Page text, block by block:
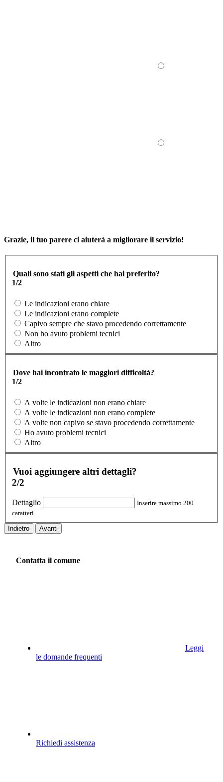
Grazie, il tuo parere ci aiuterà a migliorare il servizio!
Quali sono stati gli aspetti che hai preferito?
1/2
Le indicazioni erano chiare
Le indicazioni erano complete
Capivo sempre che stavo procedendo correttamente
Non ho avuto problemi tecnici
Altro
Dove hai incontrato le maggiori difficoltà?
1/2
A volte le indicazioni non erano chiare
A volte le indicazioni non erano complete
A volte non capivo se stavo procedendo correttamente
Ho avuto problemi tecnici
Altro
Vuoi aggiungere altri dettagli?
2/2
Dettaglio
Inserire massimo 200
caratteri
Indietro Avanti
Contatta il comune
Leggi
le domande frequenti
Richiedi assistenza